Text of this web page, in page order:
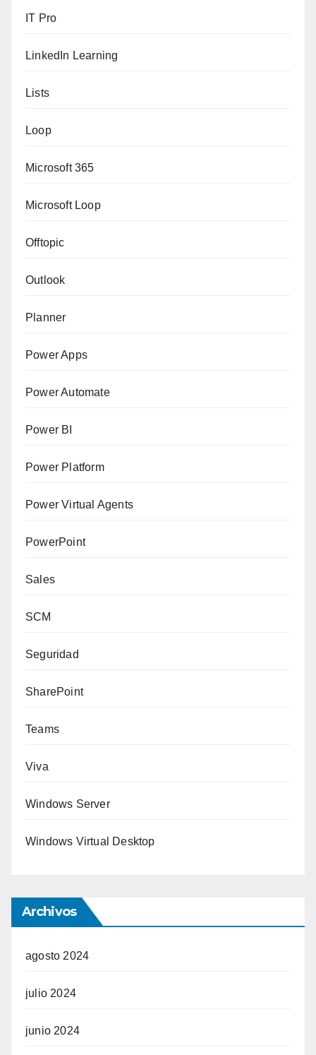
IT Pro
LinkedIn Learning
Lists
Loop
Microsoft 365
Microsoft Loop
Offtopic
Outlook
Planner
Power Apps
Power Automate
Power BI
Power Platform
Power Virtual Agents
PowerPoint
Sales
SCM
Seguridad
SharePoint
Teams
Viva
Windows Server
Windows Virtual Desktop
Archivos
agosto 2024
julio 2024
junio 2024